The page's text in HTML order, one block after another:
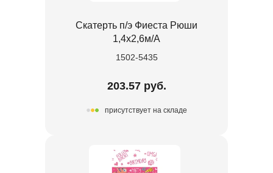
Скатерть п/э Фиеста Рюши
1,4х2,6м/А
1502-5435
203.57 руб.
присутствует на складе